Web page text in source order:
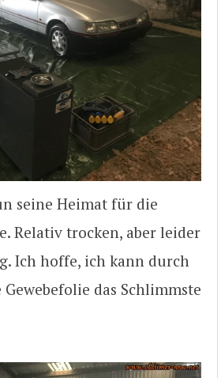
seine Heimat für die
Relativ trocken, aber leider
Ich hoffe, ich kann durch
das Schlimmste